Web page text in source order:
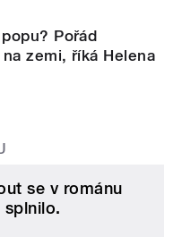
Pořád
zemi, říká Helena
se v románu
splnilo.